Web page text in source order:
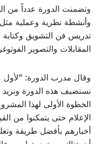
وتضمنت الدورة عدداً من
وأنشطة نظرية وعملية مثل
تدريس فن التشويق وكتابة
المقابلات والتصوير
وقال مدرب الدورة: "لأول
نستضيف هذه الدورة
الخطوة الأولى لهذا
الإعلام حتى يتمكنوا من
أخبارهم بأفضل طريقة